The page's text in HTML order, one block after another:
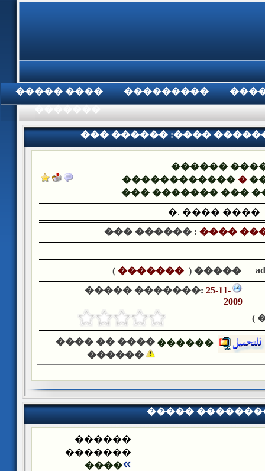
���� ����� ���������
��� ������ :����
������
�������������
��� ������� ���
�. ���� ����
��� ������ : ����
����� (
�������
)
����� �������: 25-11-
2009
���� �� ����
������
������
�����
������
�������
����